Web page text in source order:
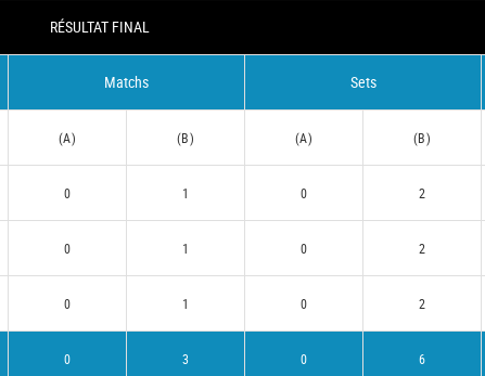
RÉSULTAT FINAL
Matchs Sets
(A) (B) (A) (B)
0 1 0 2
0 1 0 2
0 1 0 2
0 3 0 6